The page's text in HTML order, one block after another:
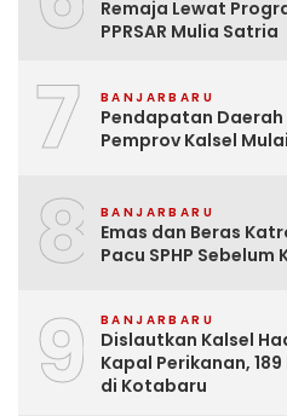
Remaja Lewat
PPRSAR Mulia Satria
7 BANJARBARU
Pendapatan Daerah
Pemprov Kalsel
8 BANJARBARU
Emas dan Beras
Pacu SPHP
9 BANJARBARU
Dislautkan Kalsel
Kapal Perikanan,
di Kotabaru